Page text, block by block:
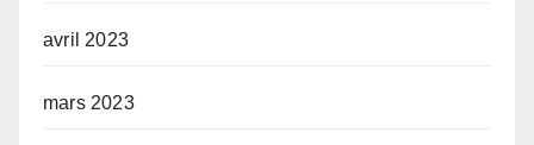
avril 2023
mars 2023